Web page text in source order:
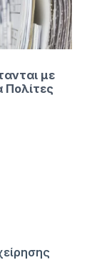
με
Πολίτες